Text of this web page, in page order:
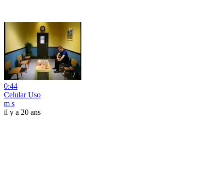
0:44
Celular Uso
m s
il y a 20 ans